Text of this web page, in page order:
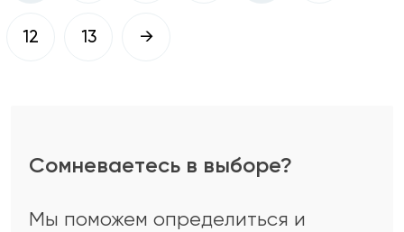
12 13 →
Сомневаетесь в выборе?
Мы поможем определиться и